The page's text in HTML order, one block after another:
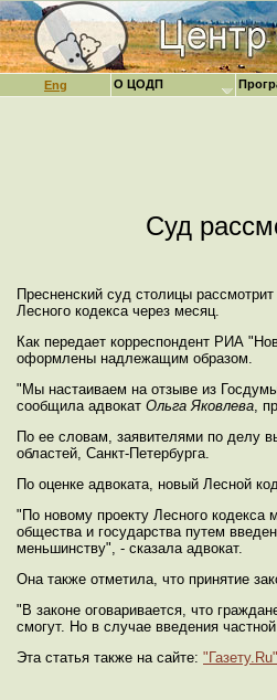
Eng
Суд
Пресненский суд столицы
Лесного кодекса через месяц.
Как передает корреспондент РИА
оформлены надлежащим образом.
"Мы настаиваем на отзыве из
сообщила адвокат Ольга Яковлева,
По ее словам, заявителями по делу
областей, Санкт-Петербурга.
По оценке адвоката, новый Лесной
"По новому проекту Лесного
общества и государства путем
меньшинству", - сказала адвокат.
Она также отметила, что принятие
"В законе оговаривается, что
смогут. Но в случае введения
Эта статья также на сайте: "Газету.Ru"
О ЦОДП